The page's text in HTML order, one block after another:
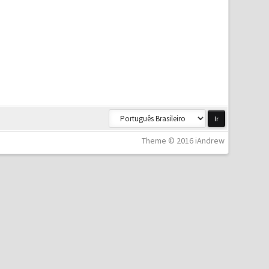
Theme © 2016 iAndrew